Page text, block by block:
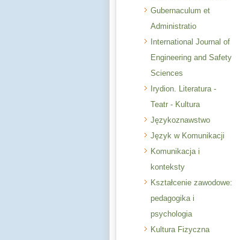
Gubernaculum et
Administratio
International Journal of
Engineering and Safety
Sciences
Irydion. Literatura -
Teatr - Kultura
Językoznawstwo
Język w Komunikacji
Komunikacja i
konteksty
Kształcenie zawodowe:
pedagogika i
psychologia
Kultura Fizyczna